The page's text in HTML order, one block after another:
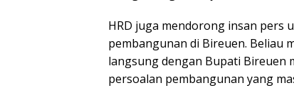
HRD juga mendorong insan pers
pembangunan di Bireuen. Beliau
langsung dengan Bupati Bireuen
persoalan pembangunan yang